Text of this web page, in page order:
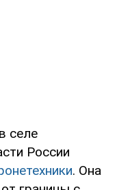
селе
России
. Она